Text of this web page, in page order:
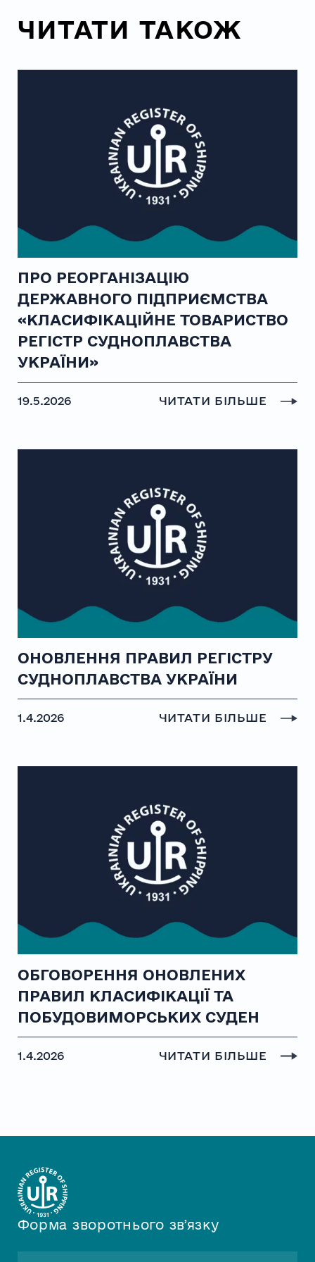
ЧИТАТИ ТАКОЖ
ПРО РЕОРГАНІЗАЦІЮ
ДЕРЖАВНОГО ПІДПРИЄМСТВА
«КЛАСИФІКАЦІЙНЕ ТОВАРИСТВО
РЕГІСТР СУДНОПЛАВСТВА
УКРАЇНИ»
19.5.2026 ЧИТАТИ БІЛЬШЕ
ОНОВЛЕННЯ ПРАВИЛ РЕГІСТРУ
СУДНОПЛАВСТВА УКРАЇНИ
1.4.2026 ЧИТАТИ БІЛЬШЕ
ОБГОВОРЕННЯ ОНОВЛЕНИХ
ПРАВИЛ КЛАСИФІКАЦІЇ ТА
ПОБУДОВИМОРСЬКИХ СУДЕН
1.4.2026 ЧИТАТИ БІЛЬШЕ
Форма зворотнього звʼязку